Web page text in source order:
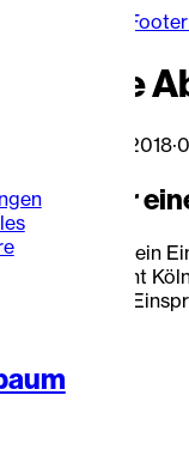
Zum
15. Februar 2018·
oder
oder ein
Finanzgericht